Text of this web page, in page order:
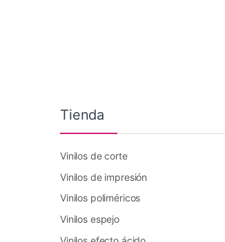
Tienda
Vinilos de corte
Vinilos de impresión
Vinilos poliméricos
Vinilos espejo